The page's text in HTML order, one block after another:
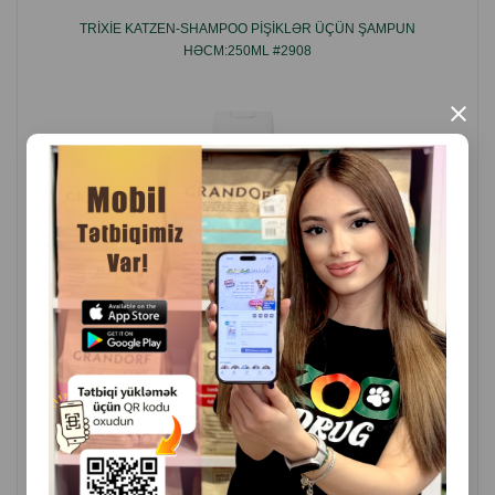
×
TRIXIE KATZEN-SHAMPOO PIŞIKLƏR ÜÇÜN ŞAMPUN
HƏCM:250ML #2908
( Rəylər)
Çəki Qiymət
Almaq
7.00